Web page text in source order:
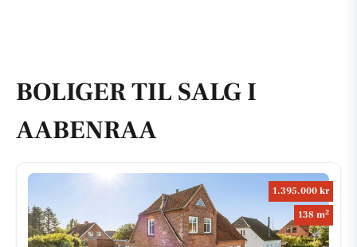
BOLIGER TIL SALG I
AABENRAA
1.395.000 kr
138 m2